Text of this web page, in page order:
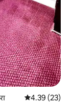
औसत रेटिंग 5 में
4.39 (23)